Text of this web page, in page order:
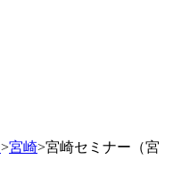
>宮崎>宮崎セミナー（宮